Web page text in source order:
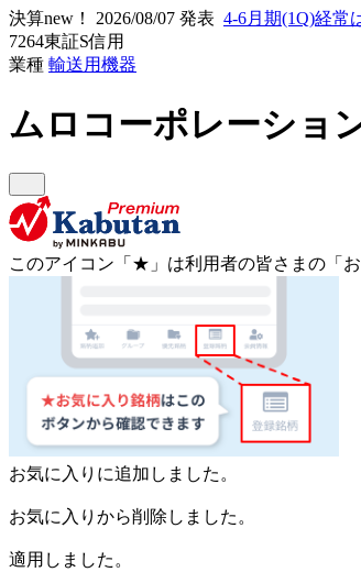
決算new！ 2026/08/07 発表 4-6月期(1Q)経常
7264東証S信用
業種 輸送用機器
ムロコーポレーショ
このアイコン 「★」 は利用者の皆さまの 「
お気に入りに追加しました。
お気に入りから削除しました。
適用しました。